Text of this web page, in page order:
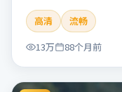
颖，视觉奇观与哲思
合检索「荒原沙海」
「2019-04-25上映」
高清
流畅
13万
88个月前